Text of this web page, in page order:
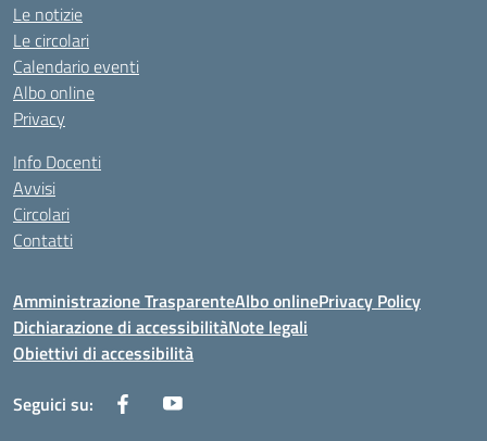
Le notizie
Le circolari
Calendario eventi
Albo online
Privacy
Info Docenti
Avvisi
Circolari
Contatti
Amministrazione TrasparenteAlbo onlinePrivacy Policy
Dichiarazione di accessibilitàNote legali
Obiettivi di accessibilità
Seguici su: